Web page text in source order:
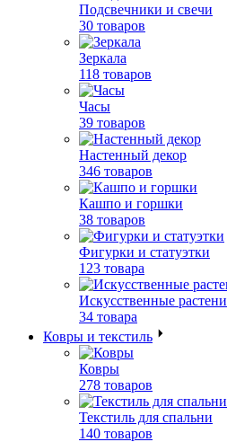
Подсвечники и свечи
30 товаров
Зеркала
118 товаров
Часы
39 товаров
Настенный декор
346 товаров
Кашпо и горшки
38 товаров
Фигурки и статуэтки
123 товара
Искусственные
34 товара
Ковры и текстиль
Ковры
278 товаров
Текстиль для спальни
140 товаров